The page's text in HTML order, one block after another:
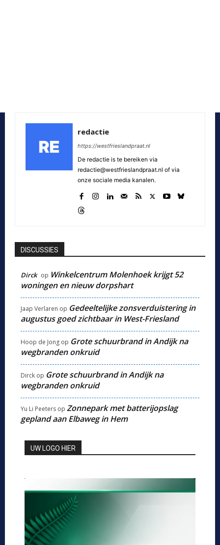
redactie
https://westfrieslandpraat.nl
De redactie is te bereiken via
redactie@westfrieslandpraat.nl of via
onze sociale media kanalen.
DISCUSSIES
Dirck op Winkelcentrum Molenhoek krijgt 52
woningen en nieuw dorpshart
Jaap Verlaren op Gedeeltelijke zonsverduistering in
augustus goed zichtbaar in West-Friesland
Hoop de Jong op Grote schuurbrand in Andijk na
wegbranden onkruid
Dirck op Grote schuurbrand in Andijk na
wegbranden onkruid
Yu Li Peeters op Zonnepark met batterijopslag
gepland aan Elbaweg in Hem
UW LOGO HIER